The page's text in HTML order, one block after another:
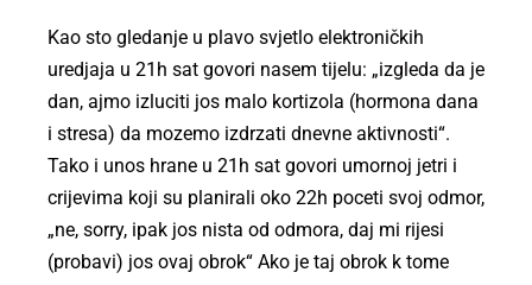
Kao sto gledanje u plavo svjetlo elektroničkih
uredjaja u 21h sat govori nasem tijelu: „izgleda da je
dan, ajmo izluciti jos malo kortizola (hormona dana
i stresa) da mozemo izdrzati dnevne aktivnosti“.
Tako i unos hrane u 21h sat govori umornoj jetri i
crijevima koji su planirali oko 22h poceti svoj odmor,
„ne, sorry, ipak jos nista od odmora, daj mi rijesi
(probavi) jos ovaj obrok“ Ako je taj obrok k tome